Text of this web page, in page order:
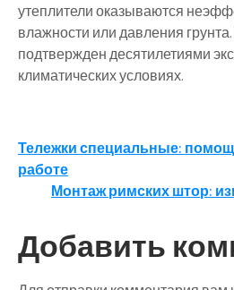
утеплители оказываются
влажности или давления
подтвержден десятилетиями
климатических условиях.
Навигация
по
Тележки специальные:
работе
Монтаж римских штор:
Добавить